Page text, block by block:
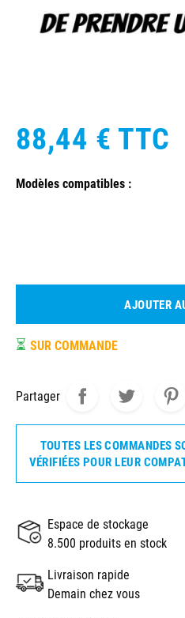
88,44 € TTC
Modèles compatibles :
AJOUTER
⏳ SUR COMMANDE
Partager
TOUTES LES COMMANDES
VÉRIFIÉES POUR LEUR
Espace de stockage
8.500 produits en stock
Livraison rapide
Demain chez vous